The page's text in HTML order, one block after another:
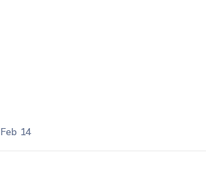
Feb 14